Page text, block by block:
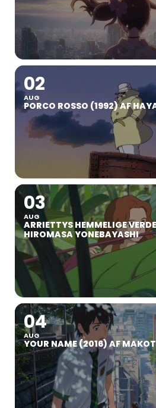
02
AUG
PORCO ROSSO (1992) AF
03
AUG
ARRIETTYS HEMMELIGE
HIROMASA YONEBAYASHI
04
AUG
YOUR NAME (2016) AF